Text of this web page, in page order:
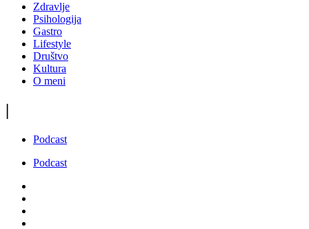
Zdravlje
Psihologija
Gastro
Lifestyle
Društvo
Kultura
O meni
|
Podcast
Podcast